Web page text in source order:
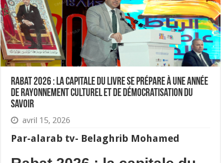
Rabat 2026 : la capitale du livre se prépare à une année
de rayonnement culturel et de démocratisation du
savoir
avril 15, 2026
Par-alarab tv- Belaghrib Mohamed